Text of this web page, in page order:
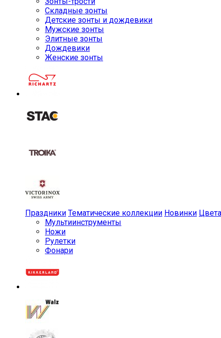
Складные зонты
Детские зонты и дождевики
Мужские зонты
Элитные зонты
Дождевики
Женские зонты
Праздники Тематические коллекции Новинки Цвета
Мульти­инструменты
Ножи
Рулетки
Фонари